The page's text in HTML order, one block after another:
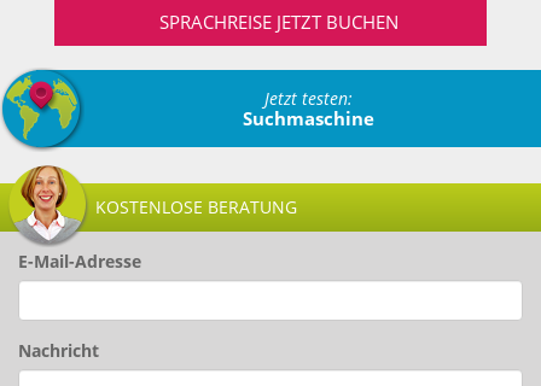
SPRACHREISE JETZT BUCHEN
Jetzt testen:
Suchmaschine
KOSTENLOSE BERATUNG
E-Mail-Adresse
Nachricht